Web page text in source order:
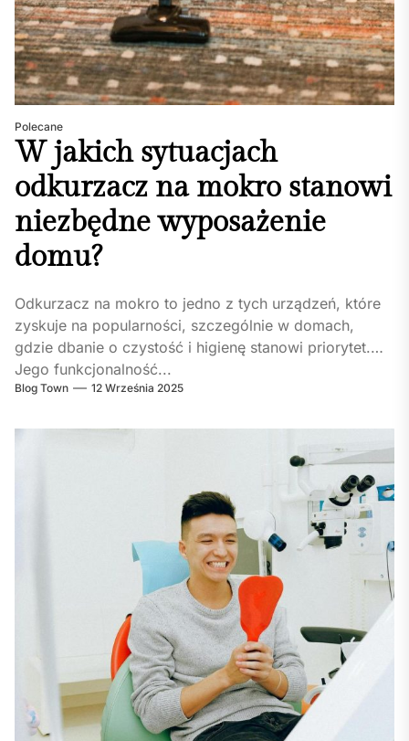
Polecane
W jakich sytuacjach
odkurzacz na mokro stanowi
niezbędne wyposażenie
domu?
Odkurzacz na mokro to jedno z tych urządzeń, które
zyskuje na popularności, szczególnie w domach,
gdzie dbanie o czystość i higienę stanowi priorytet.
Jego funkcjonalność...
Blog Town 12 Września 2025